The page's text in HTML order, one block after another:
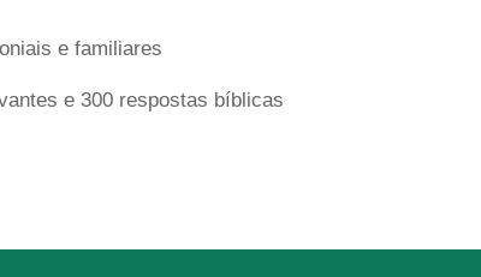
e familiares
e 300 respostas bíblicas